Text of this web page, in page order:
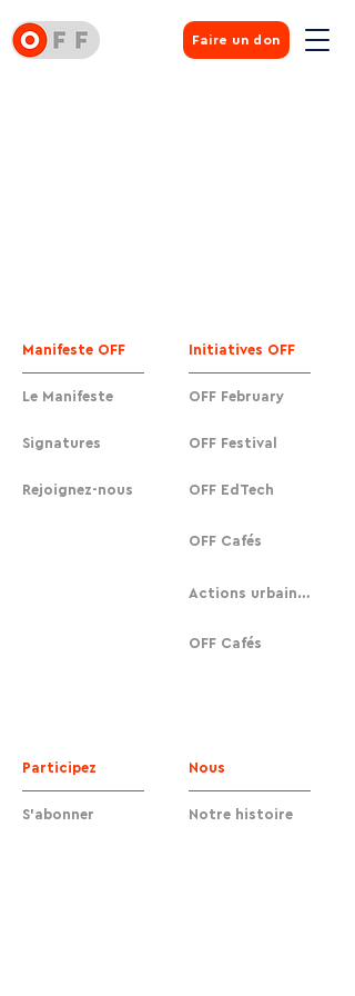
Faire un don
Manifeste OFF
Le Manifeste
Signatures
Rejoignez-nous
Initiatives OFF
OFF February
OFF Festival
OFF EdTech
OFF Cafés
Actions urbaines
OFF Cafés
Participez
S'abonner
Nous
Notre histoire